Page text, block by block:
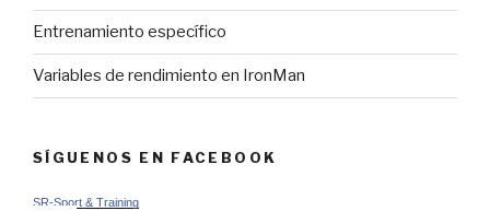
Entrenamiento específico
Variables de rendimiento en IronMan
SÍGUENOS EN FACEBOOK
SR-Sport & Training